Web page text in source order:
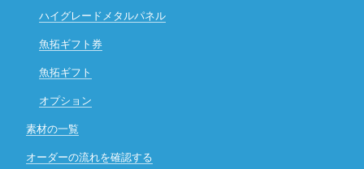
ハイグレードメタルパネル
魚拓ギフト券
魚拓ギフト
オプション
素材の一覧
オーダーの流れを確認する